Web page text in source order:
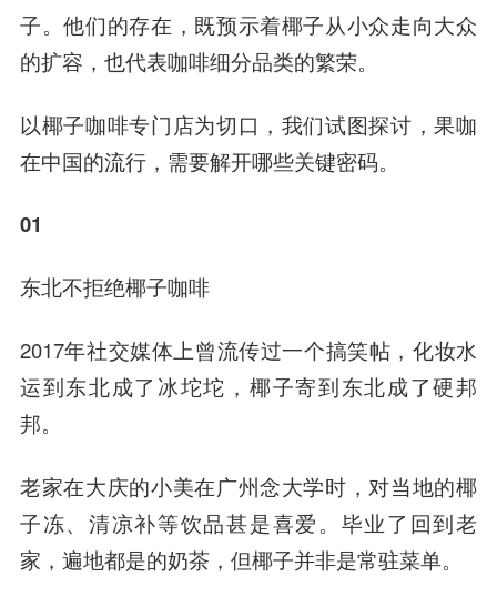
子。他们的存在，既预示着椰子从小众走向大众
的扩容，也代表咖啡细分品类的繁荣。
以椰子咖啡专门店为切口，我们试图探讨，果咖
在中国的流行，需要解开哪些关键密码。
01
东北不拒绝椰子咖啡
2017年社交媒体上曾流传过一个搞笑帖，化妆水
运到东北成了冰坨坨，椰子寄到东北成了硬邦
邦。
老家在大庆的小美在广州念大学时，对当地的椰
子冻、清凉补等饮品甚是喜爱。毕业了回到老
家，遍地都是的奶茶，但椰子并非是常驻菜单。